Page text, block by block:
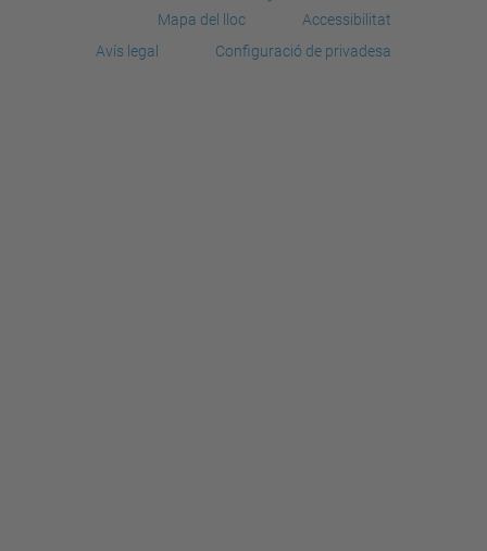
Mapa del lloc
Accessibilitat
Avís legal
Configuració de privadesa